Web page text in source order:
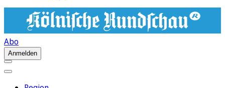
Abo
Anmelden